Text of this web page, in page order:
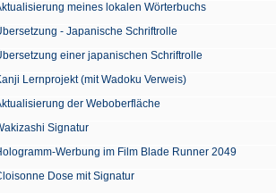
meines lokalen Wörterbuchs
- Japanische Schriftrolle
einer japanischen Schriftrolle
Lernprojekt (mit Wadoku Verweis)
der Weboberfläche
Signatur
Werbung im Film Blade Runner 2049
Dose mit Signatur